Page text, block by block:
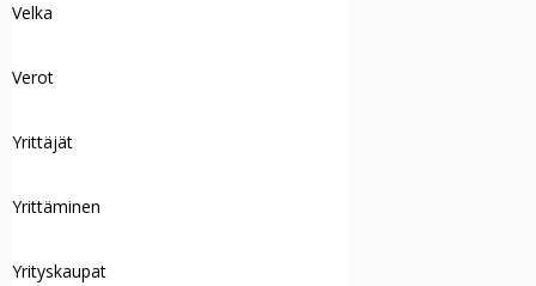
Velka
Verot
Yrittäjät
Yrittäminen
Yrityskaupat